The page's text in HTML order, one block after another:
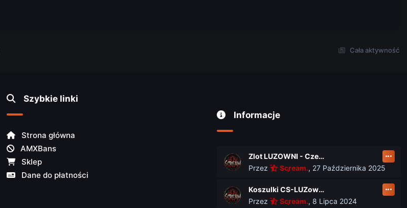
Cała aktywność
Szybkie linki
Strona główna
AMXBans
Sklep
Dane do płatności
Informacje
Zlot LUZOWNI - Czerwiec 2026
Przez
Scream., 27 Października 2025
Koszulki CS-LUZownia.pl
Przez
Scream., 8 Lipca 2024